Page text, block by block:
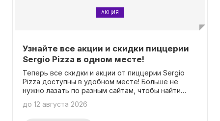
АКЦИЯ
Узнайте все акции и скидки пиццерии
Sergio Pizza в одном месте!
Теперь все скидки и акции от пиццерии Sergio
Pizza доступны в удобном месте! Больше не
нужно лазать по разным сайтам, чтобы найти
всю необходимую информацию и всегда будете
до 12 августа 2026